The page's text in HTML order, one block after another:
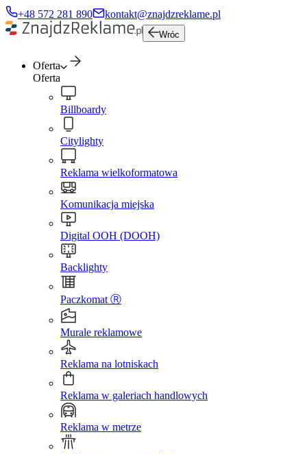
+48 572 281 890 kontakt@znajdzreklame.pl
Wróc
Oferta
Oferta
Billboardy
Citylighty
Reklama wielkoformatowa
Komunikacja miejska
Digital OOH (DOOH)
Backlighty
Paczkomat Ⓡ
Murale reklamowe
Reklama na lotniskach
Reklama w galeriach handlowych
Reklama w metrze